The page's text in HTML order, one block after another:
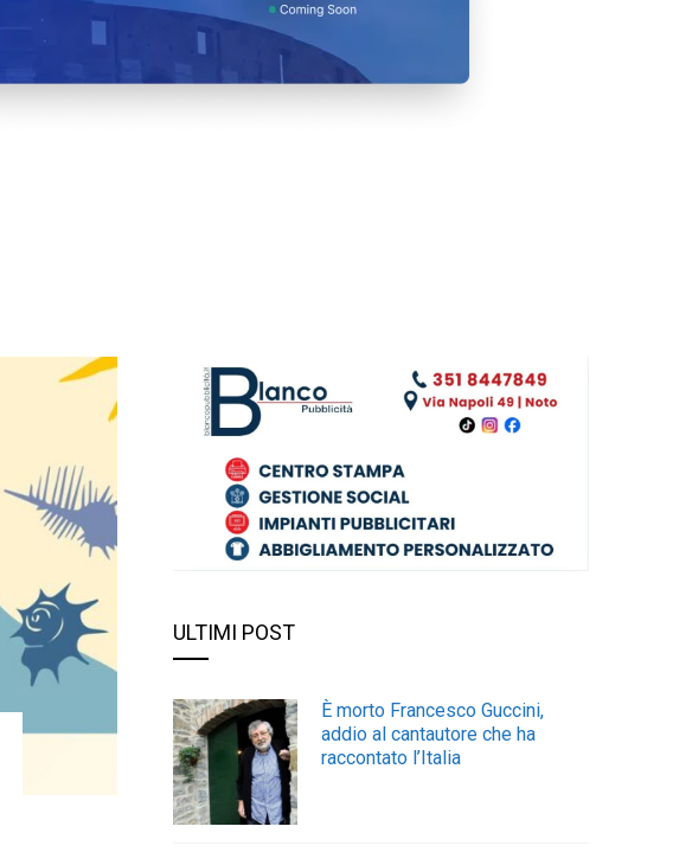
ULTIMI POST
È morto Francesco Guccini,
addio al cantautore che ha
raccontato l’Italia